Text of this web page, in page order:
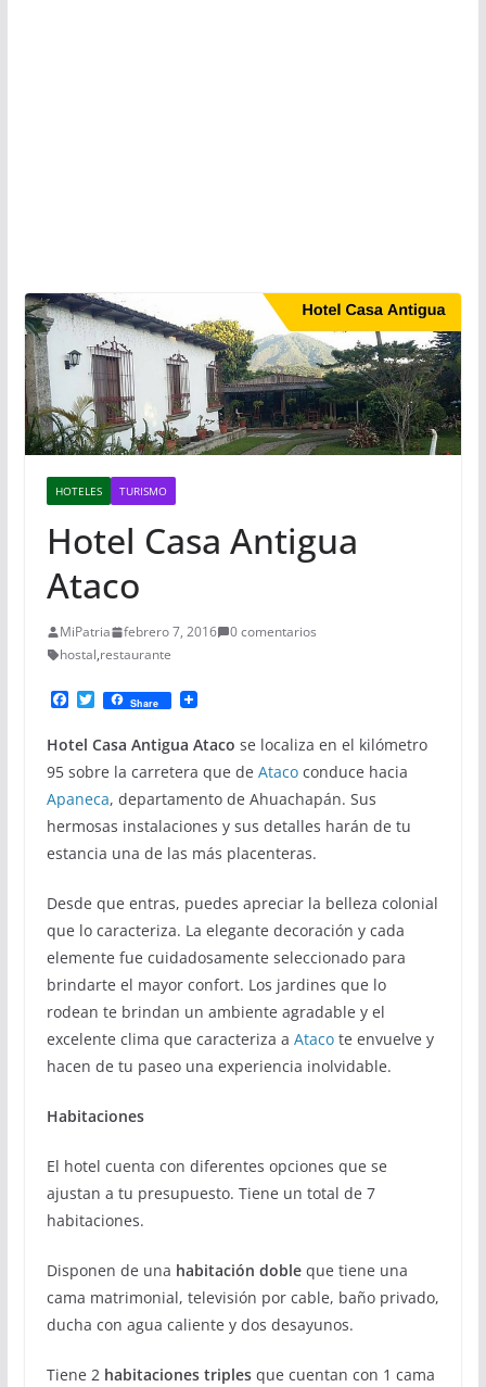
HOTELES TURISMO
Hotel Casa Antigua
Ataco
MiPatria febrero 7, 2016
0 comentarios
hostal,restaurante
F
c
e
b
o
k
T
w
i
t
t
r
Share
Hotel Casa Antigua Ataco se localiza en el kilómetro
95 sobre la carretera que de Atacoconduce hacia
Apaneca, departamento de Ahuachapán. Sus
hermosas instalaciones y sus detalles harán de tu
estancia una de las más placenteras.
Desde que entras, puedes apreciar la belleza colonial
que lo caracteriza. La elegante decoración y cada
elemente fue cuidadosamente seleccionado para
brindarte el mayor confort. Los jardines que lo
rodean te brindan un ambiente agradable y el
excelente clima que caracteriza a Atacote envuelve y
hacen de tu paseo una experiencia inolvidable.
Habitaciones
El hotel cuenta con diferentes opciones que se
ajustan a tu presupuesto. Tiene un total de 7
habitaciones.
Disponen de una habitación dobleque tiene una
cama matrimonial, televisión por cable, baño privado,
ducha con agua caliente y dos desayunos.
Tiene 2 habitaciones triplesque cuentan con 1 cama